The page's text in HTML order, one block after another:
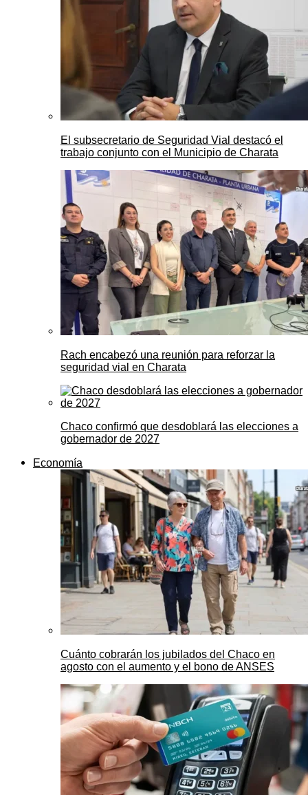
El subsecretario de Seguridad Vial destacó el
trabajo conjunto con el Municipio de Charata
Rach encabezó una reunión para reforzar la
seguridad vial en Charata
Chaco confirmó que desdoblará las elecciones a
gobernador de 2027
Economía
Cuánto cobrarán los jubilados del Chaco en
agosto con el aumento y el bono de ANSES